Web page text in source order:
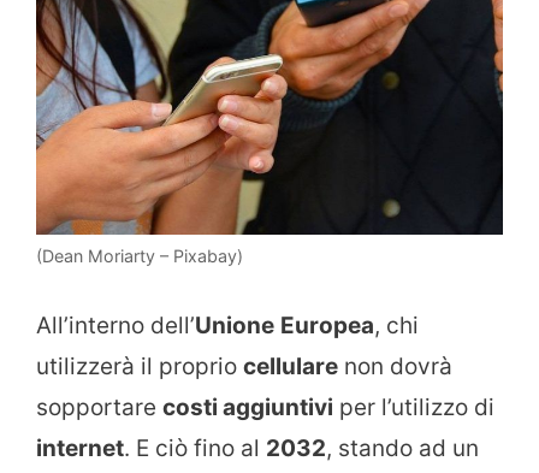
(Dean Moriarty – Pixabay)
All’interno dell’Unione Europea, chi
utilizzerà il proprio cellulare non dovrà
sopportare costi aggiuntivi per l’utilizzo di
internet. E ciò fino al 2032, stando ad un